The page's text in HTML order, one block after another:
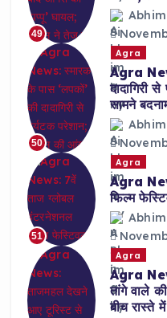
49
50
Agra
Agra
दादागिरी
सामने
51
Agra
Agra
फिल्म
Agra
Agra
तांगे वाले
बीच रास्ते